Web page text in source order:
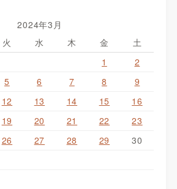
2024年3月
火 水 木 金
土
1
2
5 6 7 8
9
12 13 14 15
16
19 20 21 22
23
26 27 28 29
30